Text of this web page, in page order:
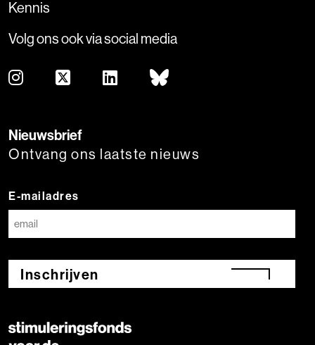
Kennis
Volg ons ook via social media
Nieuwsbrief
Ontvang ons laatste nieuws
E-mailadres
Inschrijven